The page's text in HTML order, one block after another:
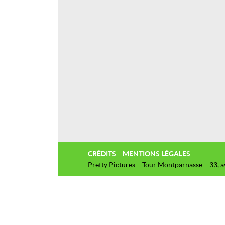
CRÉDITS
MENTIONS LÉGALES
Pretty Pictures – Tour Montparnasse – 33,